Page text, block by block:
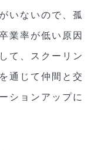
いないので、孤
業率が低い原因
て、スクーリン
通じて仲間と交
ションアップに